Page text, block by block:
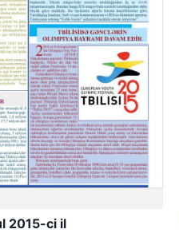
2015-ci il